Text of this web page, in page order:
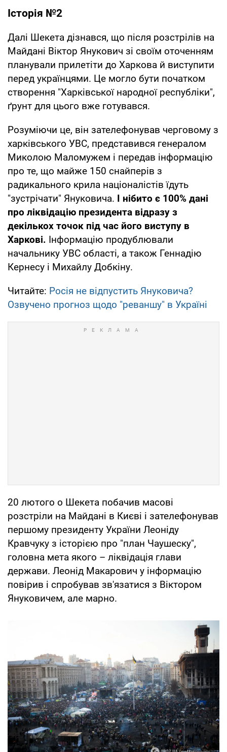
Історія №2
Далі Шекета дізнався, що після розстрілів на
Майдані Віктор Янукович зі своїм оточенням
планували прилетіти до Харкова й виступити
перед українцями. Це могло бути початком
створення "Харківської народної республіки",
ґрунт для цього вже готувався.
Розуміючи це, він зателефонував черговому з
харківського УВС, представився генералом
Миколою Маломужем і передав інформацію
про те, що майже 150 снайперів з
радикального крила націоналістів їдуть
"зустрічати" Януковича. І нібито є 100% дані
про ліквідацію президента відразу з
декількох точок під час його виступу в
Харкові. Інформацію продублювали
начальнику УВС області, а також Геннадію
Кернесу і Михайлу Добкіну.
Читайте: Росія не відпустить Януковича?
Озвучено прогноз щодо "реваншу" в Україні
20 лютого о Шекета побачив масові
розстріли на Майдані в Києві і зателефонував
першому президенту України Леоніду
Кравчуку з історією про "план Чаушеску",
головна мета якого – ліквідація глави
держави. Леонід Макарович у інформацію
повірив і спробував зв'язатися з Віктором
Януковичем, але марно.